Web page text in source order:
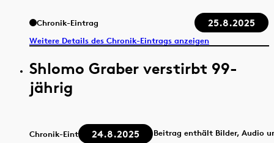
Chronik-Eintrag 25.8.2025
Weitere Details des Chronik-Eintrags anzeigen
Shlomo Graber verstirbt 99-
jährig
Chronik-Eintrag 24.8.2025 Beitrag enthält Bilder, Audio